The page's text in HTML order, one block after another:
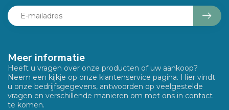
Meer informatie
Heeft u vragen over onze producten of uw aankoop?
Neem een kijkje op onze klantenservice pagina. Hier vindt
u onze bedrijfsgegevens, antwoorden op veelgestelde
vragen en verschillende manieren om met ons in contact
te komen.